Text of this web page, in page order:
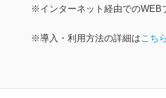
※インターネット経由でのWEB
※導入・利用方法の詳細はこちら